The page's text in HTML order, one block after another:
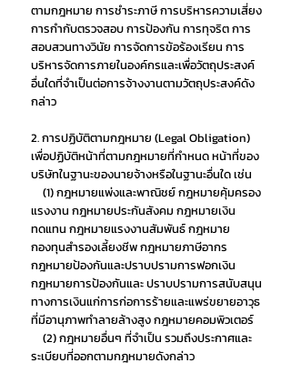
ตามกฎหมาย การชำระภาษี การบริหารความเสี่ยง
การกำกับตรวจสอบ การป้องกัน การทุจริต การ
สอบสวนทางวินัย การจัดการข้อร้องเรียน การ
บริหารจัดการภายในองค์กรและเพื่อวัตถุประสงค์
อื่นใดที่จำเป็นต่อการจ้างงานตามวัตถุประสงค์ดัง
กล่าว
2. การปฏิบัติตามกฎหมาย (Legal Obligation)
เพื่อปฏิบัติหน้าที่ตามกฎหมายที่กำหนด หน้าที่ของ
บริษัทในฐานะของนายจ้างหรือในฐานะอื่นใด เช่น
(1) กฎหมายแพ่งและพาณิชย์ กฎหมายคุ้มครอง
แรงงาน กฎหมายประกันสังคม กฎหมายเงิน
ทดแทน กฎหมายแรงงานสัมพันธ์ กฎหมาย
กองทุนสำรองเลี้ยงชีพ กฎหมายภาษีอากร
กฎหมายป้องกันและปราบปรามการฟอกเงิน
กฎหมายการป้องกันและ ปราบปรามการสนับสนุน
ทางการเงินแก่การก่อการร้ายและแพร่ขยายอาวุธ
ที่มีอานุภาพทำลายล้างสูง กฎหมายคอมพิวเตอร์
(2) กฎหมายอื่นๆ ที่จำเป็น รวมถึงประกาศและ
ระเบียบที่ออกตามกฎหมายดังกล่าว